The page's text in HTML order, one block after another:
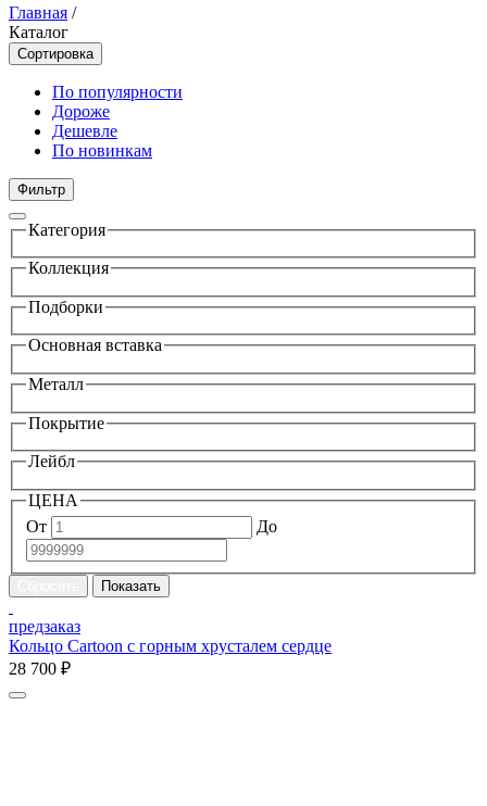
Главная /
Каталог
Сортировка
По популярности
Дороже
Дешевле
По новинкам
Фильтр
Категория
Коллекция
Подборки
Основная вставка
Металл
Покрытие
Лейбл
ЦЕНА
От
До
предзаказ
Кольцо Cartoon c горным хрусталем сердце
28 700 ₽